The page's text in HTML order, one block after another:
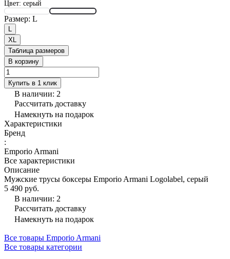
Цвет: серый
Размер: L
XL
Таблица размеров
В корзину
Купить в 1 клик
В наличии: 2
Рассчитать доставку
Намекнуть на подарок
Характеристики
Бренд
:
Emporio Armani
Все характеристики
Описание
Мужские трусы боксеры Emporio Armani Logolabel, серый
5 490 руб.
В наличии: 2
Рассчитать доставку
Намекнуть на подарок
Все товары Emporio Armani
Все товары категории